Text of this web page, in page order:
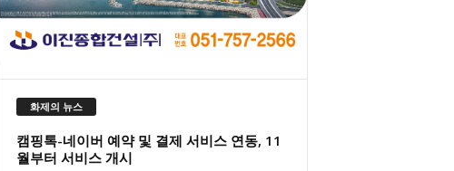
화제의 뉴스
캠핑톡-네이버 예약 및 결제 서비스 연동, 11
월부터 서비스 개시